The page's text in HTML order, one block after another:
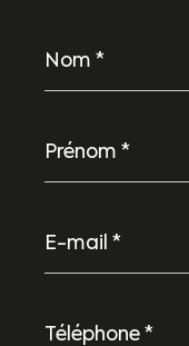
*
*
mail
*